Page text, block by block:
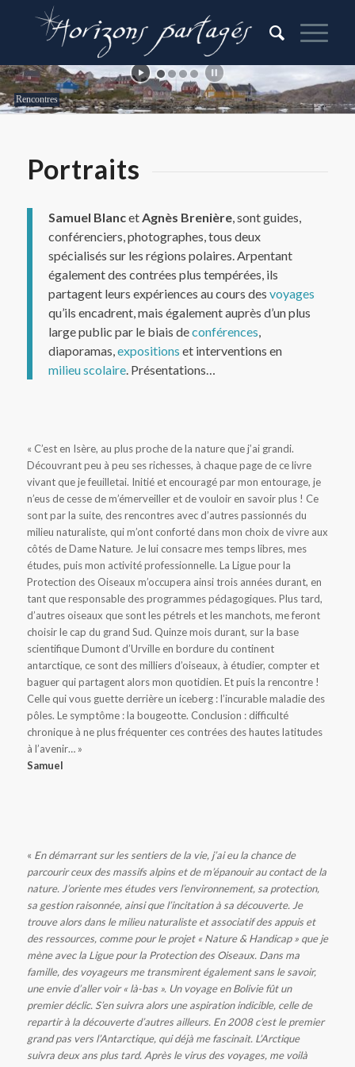
Rencontres
Portraits
Samuel BlancetAgnès Brenière, sont guides,
conférenciers, photographes, tous deux
spécialisés sur les régions polaires. Arpentant
également des contrées plus tempérées, ils
partagent leurs expériences au cours des voyages
qu’ils encadrent, mais également auprès d’un plus
large public par le biais deconférences,
diaporamas,expositions et interventions en
milieu scolaire. Présentations…
« C’est en Isère, au plus proche de la nature que j’ai grandi.
Découvrant peu à peu ses richesses, à chaque page de ce livre
vivant que je feuilletai. Initié et encouragé par mon entourage, je
n’eus de cesse de m’émerveiller et de vouloir en savoir plus ! Ce
sont par la suite, des rencontres avec d’autres passionnés du
milieu naturaliste, qui m’ont conforté dans mon choix de vivre aux
côtés de Dame Nature. Je lui consacre mes temps libres, mes
études, puis mon activité professionnelle. La Ligue pour la
Protection des Oiseaux m’occupera ainsi trois années durant, en
tant que responsable des programmes pédagogiques. Plus tard,
d’autres oiseaux que sont les pétrels et les manchots, me feront
choisir le cap du grand Sud. Quinze mois durant, sur la base
scientifique Dumont d’Urville en bordure du continent
antarctique, ce sont des milliers d’oiseaux, à étudier, compter et
baguer qui partagent alors mon quotidien. Et puis la rencontre !
Celle qui vous guette derrière un iceberg : l’incurable maladie des
pôles. Le symptôme : la bougeotte. Conclusion : difficulté
chronique à ne plus fréquenter ces contrées des hautes latitudes
à l’avenir… »
Samuel
« En démarrant sur les sentiers de la vie, j’ai eu la chance de
parcourir ceux des massifs alpins et de m’épanouir au contact de la
nature. J’oriente mes études vers l’environnement, sa protection,
sa gestion raisonnée, ainsi que l’incitation à sa découverte. Je
trouve alors dans le milieu naturaliste et associatif des appuis et
des ressources, comme pour le projet « Nature & Handicap » que je
mène avec la Ligue pour la Protection des Oiseaux. Dans ma
famille, des voyageurs me transmirent également sans le savoir,
une envie d’aller voir « là-bas ». Un voyage en Bolivie fût un
premier déclic. S’en suivra alors une aspiration indicible, celle de
repartir à la découverte d’autres ailleurs. En 2008 c’est le premier
grand pas vers l’Antarctique, qui déjà me fascinait. L’Arctique
suivra deux ans plus tard. Après le virus des voyages, me voilà